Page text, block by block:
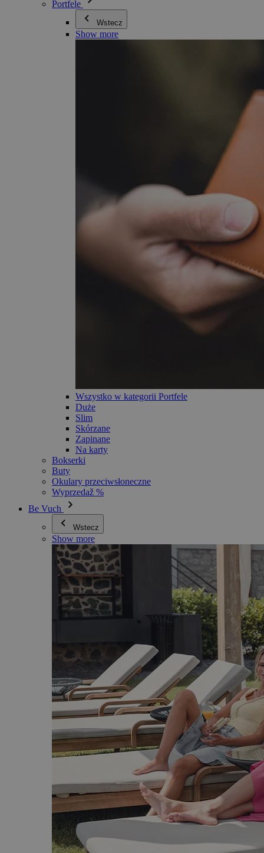
Portfele
Wstecz
Show more
Wszystko w kategorii Portfele
Duże
Slim
Skórzane
Zapinane
Na karty
Bokserki
Buty
Okulary przeciwsłoneczne
Wyprzedaž %
Be Vuch
Wstecz
Show more